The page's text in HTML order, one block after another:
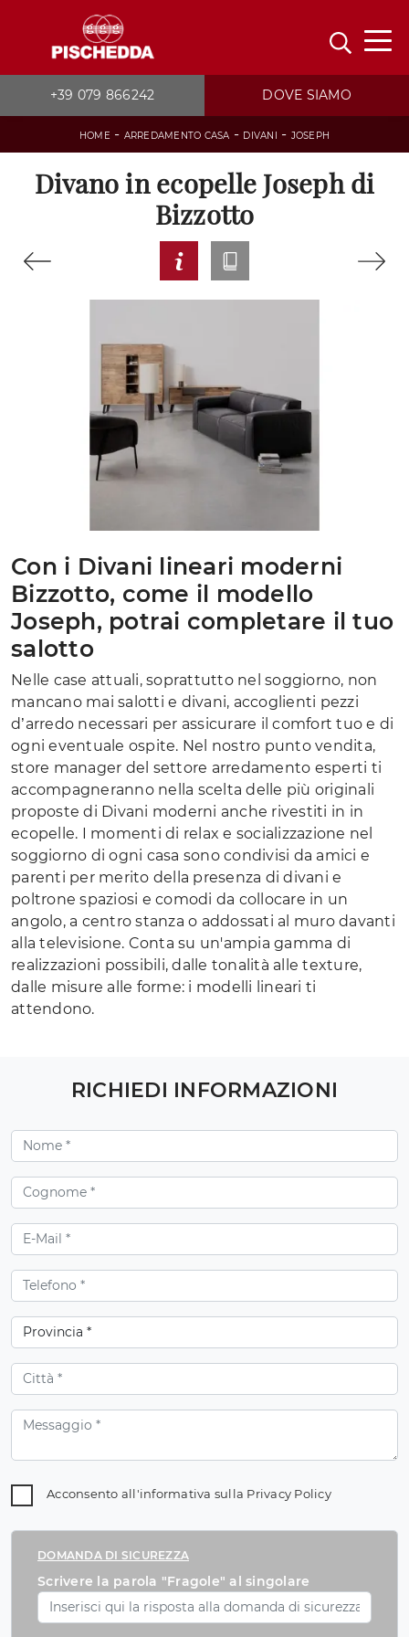
+39 079 866242 DOVE SIAMO
HOME - ARREDAMENTO CASA - DIVANI - JOSEPH
Divano in ecopelle Joseph di
Bizzotto
Con i Divani lineari moderni
Bizzotto, come il modello
Joseph, potrai completare il tuo
salotto
Nelle case attuali, soprattutto nel soggiorno, non
mancano mai salotti e divani, accoglienti pezzi
d’arredo necessari per assicurare il comfort tuo e di
ogni eventuale ospite. Nel nostro punto vendita,
store manager del settore arredamento esperti ti
accompagneranno nella scelta delle più originali
proposte di Divani moderni anche rivestiti in in
ecopelle. I momenti di relax e socializzazione nel
soggiorno di ogni casa sono condivisi da amici e
parenti per merito della presenza di divani e
poltrone spaziosi e comodi da collocare in un
angolo, a centro stanza o addossati al muro davanti
alla televisione. Conta su un'ampia gamma di
realizzazioni possibili, dalle tonalità alle texture,
dalle misure alle forme: i modelli lineari ti
attendono.
RICHIEDI INFORMAZIONI
Acconsento all'informativa sulla Privacy Policy
DOMANDA DI SICUREZZA
Scrivere la parola "Fragole" al singolare